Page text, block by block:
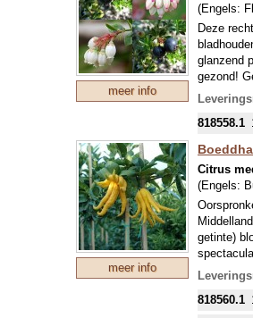
meer info
(Engels:
Deze
glanzend
gezond!
goed
818558.1
meer info
Citrus
(Engels:
getinte)
telen en
al schil,
818560.1